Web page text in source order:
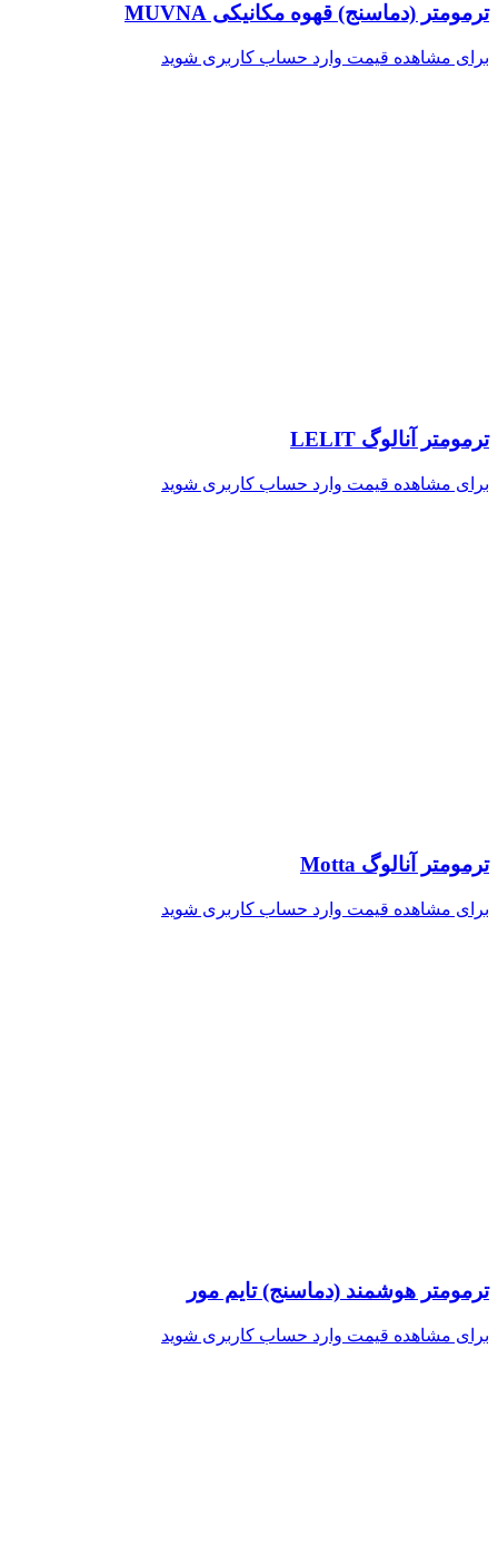
ترمومتر (دماسنج) قهوه مکانیکی MUVNA
برای مشاهده قیمت وارد حساب کاربری شوید
ترمومتر آنالوگ LELIT
برای مشاهده قیمت وارد حساب کاربری شوید
ترمومتر آنالوگ Motta
برای مشاهده قیمت وارد حساب کاربری شوید
ترمومتر هوشمند (دماسنج) تایم مور
برای مشاهده قیمت وارد حساب کاربری شوید